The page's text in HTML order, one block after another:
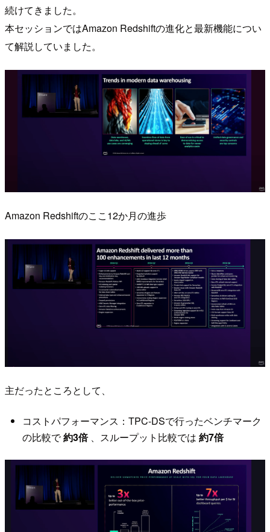
続けてきました。
本セッションではAmazon Redshiftの進化と最新機能につい
て解説していました。
Amazon Redshiftのここ12か月の進歩
主だったところとして、
コストパフォーマンス：TPC-DSで行ったベンチマーク
の比較で約3倍、スループット比較では 約7倍